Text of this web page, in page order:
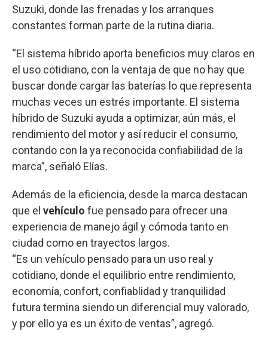
Suzuki, donde las frenadas y los arranques
constantes forman parte de la rutina diaria.
“El sistema híbrido aporta beneficios muy claros en
el uso cotidiano, con la ventaja de que no hay que
buscar donde cargar las baterías lo que representa
muchas veces un estrés importante. El sistema
híbrido de Suzuki ayuda a optimizar, aún más, el
rendimiento del motor y así reducir el consumo,
contando con la ya reconocida confiabilidad de la
marca”, señaló Elías.
Además de la eficiencia, desde la marca destacan
que el vehículo fue pensado para ofrecer una
experiencia de manejo ágil y cómoda tanto en
ciudad como en trayectos largos.
“Es un vehículo pensado para un uso real y
cotidiano, donde el equilibrio entre rendimiento,
economía, confort, confiablidad y tranquilidad
futura termina siendo un diferencial muy valorado,
y por ello ya es un éxito de ventas”, agregó.